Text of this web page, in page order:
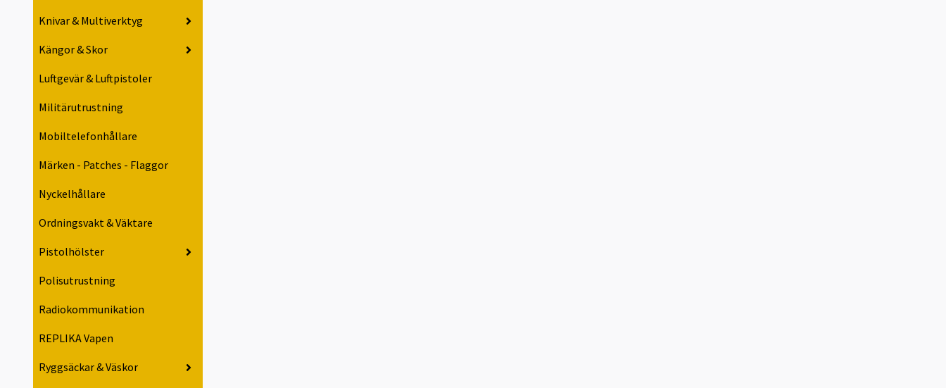
Knivar & Multiverktyg
Kängor & Skor
Luftgevär & Luftpistoler
Militärutrustning
Mobiltelefonhållare
Märken - Patches - Flaggor
Nyckelhållare
Ordningsvakt & Väktare
Pistolhölster
Polisutrustning
Radiokommunikation
REPLIKA Vapen
Ryggsäckar & Väskor